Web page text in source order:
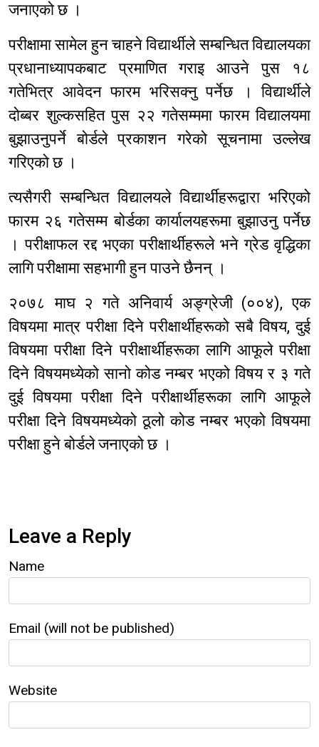
जनाएको छ ।
परीक्षामा सामेल हुन चाहने विद्यार्थीले सम्बन्धित विद्यालयका
प्रधानाध्यापकबाट प्रमाणित गराइ आउने पुस १८
गतेभित्र आवेदन फारम भरिसक्नु पर्नेछ । विद्यार्थीले
दोब्बर शुल्कसहित पुस २२ गतेसम्ममा फारम विद्यालयमा
बुझाउनुपर्ने बोर्डले प्रकाशन गरेको सूचनामा उल्लेख
गरिएको छ ।
त्यसैगरी सम्बन्धित विद्यालयले विद्यार्थीहरूद्वारा भरिएको
फारम २६ गतेसम्म बोर्डका कार्यालयहरूमा बुझाउनु पर्नेछ
। परीक्षाफल रद्द भएका परीक्षार्थीहरूले भने ग्रेड वृद्धिका
लागि परीक्षामा सहभागी हुन पाउने छैनन् ।
२०७८ माघ २ गते अनिवार्य अङ्ग्रेजी (००४), एक
विषयमा मात्र परीक्षा दिने परीक्षार्थीहरूको सबै विषय, दुई
विषयमा परीक्षा दिने परीक्षार्थीहरूका लागि आफूले परीक्षा
दिने विषयमध्येको सानो कोड नम्बर भएको विषय र ३ गते
दुई विषयमा परीक्षा दिने परीक्षार्थीहरूका लागि आफूले
परीक्षा दिने विषयमध्येको ठूलो कोड नम्बर भएको विषयमा
परीक्षा हुने बोर्डले जनाएको छ ।
Leave a Reply
Name
Email (will not be published)
Website